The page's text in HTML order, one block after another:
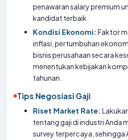
penawaran salary premium
kandidat terbaik.
Kondisi Ekonomi: Faktor
inflasi, pertumbuhan
bisnis perusahaan secara
menentukan kebijakan
tahunan.
Tips Negosiasi Gaji
Riset Market Rate:
tentang gaji di industri Anda
survey terpercaya, sehingga